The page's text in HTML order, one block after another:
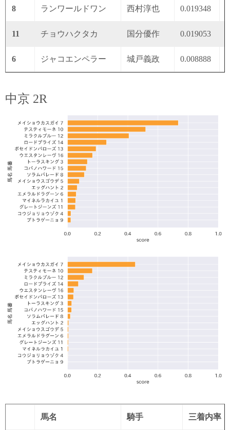
8 ランワールドワン 西村淳也 0.019348
11 チョウハクタカ 国分優作 0.019053
6 ジャコエンペラー 城戸義政 0.008888
中京 2R
馬名 騎手 三着内率